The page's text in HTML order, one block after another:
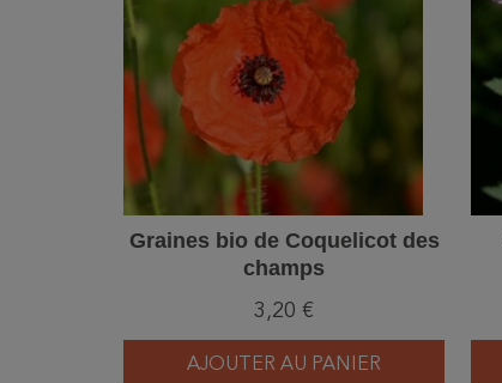
Graines bio de Coquelicot des
champs
3,20 €
AJOUTER AU PANIER